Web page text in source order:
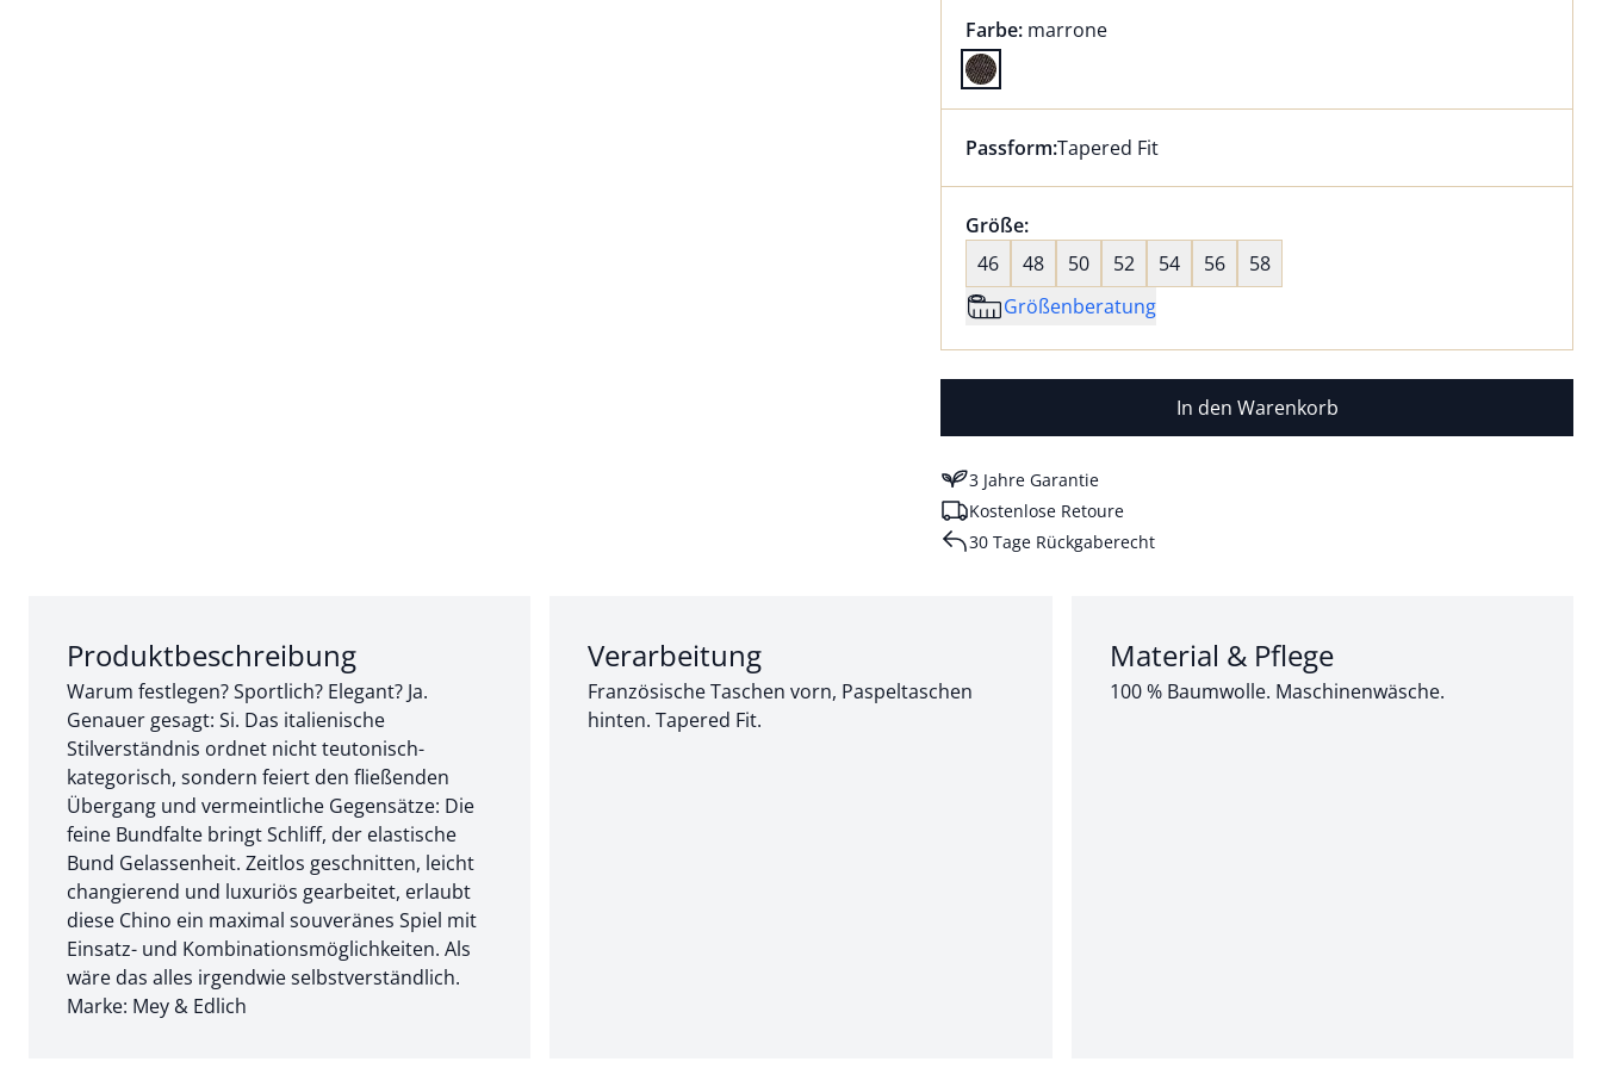
Farbauswahl:
Farbe: aktuell ausgewählt:
marrone
Farbe marrone ausgewählt
Dieser Artikel hat die Passform Tapered Fit. für Informationen zu
Passform:Tapered Fit
Größenauswahl:
Größe:nichts ausgewählt
46
48 50 52 54 56
58
Größenberatung
In den Warenkorb
3 Jahre Garantie
Kostenlose Retoure
30 Tage Rückgaberecht
Abschnitt 1 von 3:
Produktbeschreibung
Warum festlegen? Sportlich? Elegant? Ja.
Genauer gesagt: Si. Das italienische
Stilverständnis ordnet nicht teutonisch-
kategorisch, sondern feiert den fließenden
Übergang und vermeintliche Gegensätze: Die
feine Bundfalte bringt Schliff, der elastische
Bund Gelassenheit. Zeitlos geschnitten, leicht
changierend und luxuriös gearbeitet, erlaubt
diese Chino ein maximal souveränes Spiel mit
Einsatz- und Kombinationsmöglichkeiten. Als
wäre das alles irgendwie selbstverständlich.
Marke: Mey & Edlich
Abschnitt 2 von 3:
Verarbeitung
Französische Taschen vorn, Paspeltaschen
hinten. Tapered Fit.
Abschnitt 3 von 3:
Material & Pflege
100 % Baumwolle. Maschinenwäsche.